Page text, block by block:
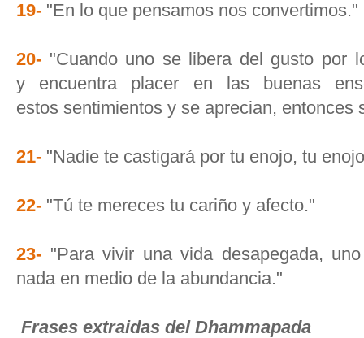
19- "En lo que pensamos nos convertimos."
20- "Cuando uno se libera del gusto por
y encuentra placer en las buenas
estos sentimientos y se aprecian, entonces
21- "Nadie te castigará por tu enojo, tu
22- "Tú te mereces tu cariño y afecto."
23- "Para vivir una vida desapegada,
nada en medio de la abundancia."
Frases extraidas del Dhammapada